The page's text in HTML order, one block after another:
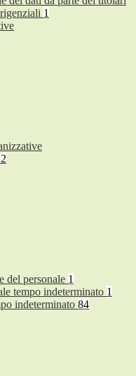
1
2
del personale 1
tempo indeterminato 1
indeterminato 84